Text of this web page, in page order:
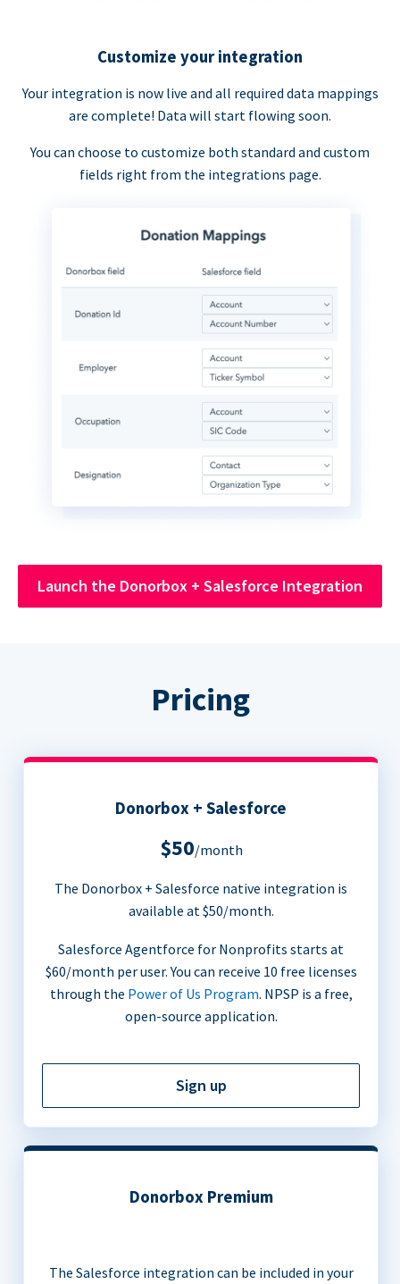
Customize your integration
Your integration is now live and all required data mappings
are complete! Data will start flowing soon.
You can choose to customize both standard and custom
fields right from the integrations page.
Launch the Donorbox + Salesforce Integration
Pricing
Donorbox + Salesforce
$50/month
The Donorbox + Salesforce native integration is
available at $50/month.
Salesforce Agentforce for Nonprofits starts at
$60/month per user. You can receive 10 free licenses
through the Power of Us Program. NPSP is a free,
open-source application.
Sign up
Donorbox Premium
The Salesforce integration can be included in your